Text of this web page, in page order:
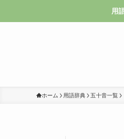
用
ホーム 用語辞典 五十音一覧